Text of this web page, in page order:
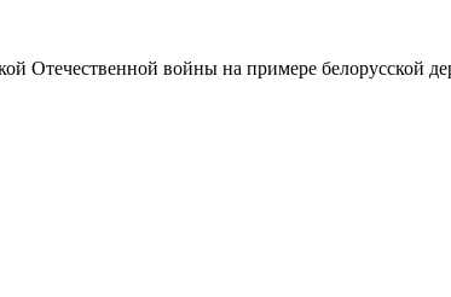
Отечественной войны на примере белорусской